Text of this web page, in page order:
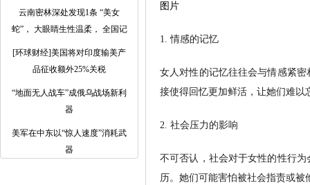
云南密林深处发现1条 “美女
蛇”， 大眼睛生性温柔， 全国记
[环球财经]美国将对印度输美产
品征收额外25%关税
“地面无人战车”成俄乌战场新利
器
美军在中东以“惊人速度”消耗武
器
图片
1. 情感的记忆
女人对性的记忆往往会与情感紧
接使得回忆更加鲜活，让她们难以
2. 社会压力的影响
不可否认，社会对于女性的性行
历。她们可能害怕被社会指责或